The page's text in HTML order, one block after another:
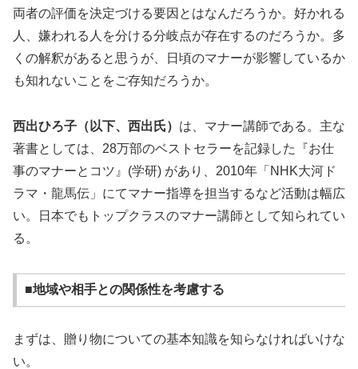
両者の評価を決定づける要因とはなんだろうか。好かれる
人、嫌われる人を分ける分岐点が存在するのだろうか。多
くの解釈があると思うが、日頃のマナーが影響しているか
も知れないことをご存知だろうか。
西出ひろ子（以下、西出氏） は、マナー講師である。主な
著書としては、28万部のベストセラーを記録した『お仕
事のマナーとコツ』(学研) があり、2010年「NHK大河ド
ラマ・龍馬伝」にてマナー指導を担当するなど活動は幅広
い。日本でもトップクラスのマナー講師として知られてい
る。
■地域や相手との関係性を考慮する
まずは、贈り物についての基本知識を知らなければいけな
い。